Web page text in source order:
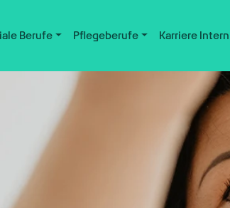
Berufe Pflegeberufe Karriere Intern